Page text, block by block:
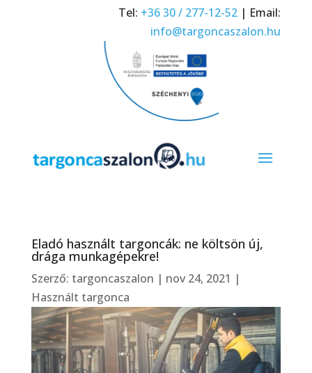
Tel: +36 30 / 277-12-52 | Email:
info@targoncaszalon.hu
Eladó használt targoncák: ne költsön új,
drága munkagépekre!
Szerző: targoncaszalon | nov 24, 2021 |
Használt targonca